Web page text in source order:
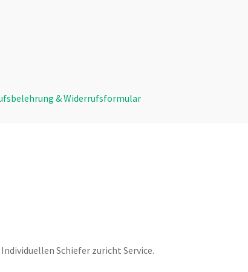
& Widerrufsformular
Kundeninformationen
Information
Schiefer zuricht Service.